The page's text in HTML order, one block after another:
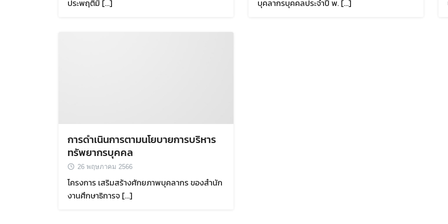
ประพฤติมิ […]
บุคลากรบุคคลประจำปี พ. […]
การดำเนินการตามนโยบายการบริหาร
ทรัพยากรบุคคล
26 พฤษภาคม 2566
โครงการ เสริมสร้างศักยภาพบุคลากร ของสำนัก
งานศึกษาธิการจ […]